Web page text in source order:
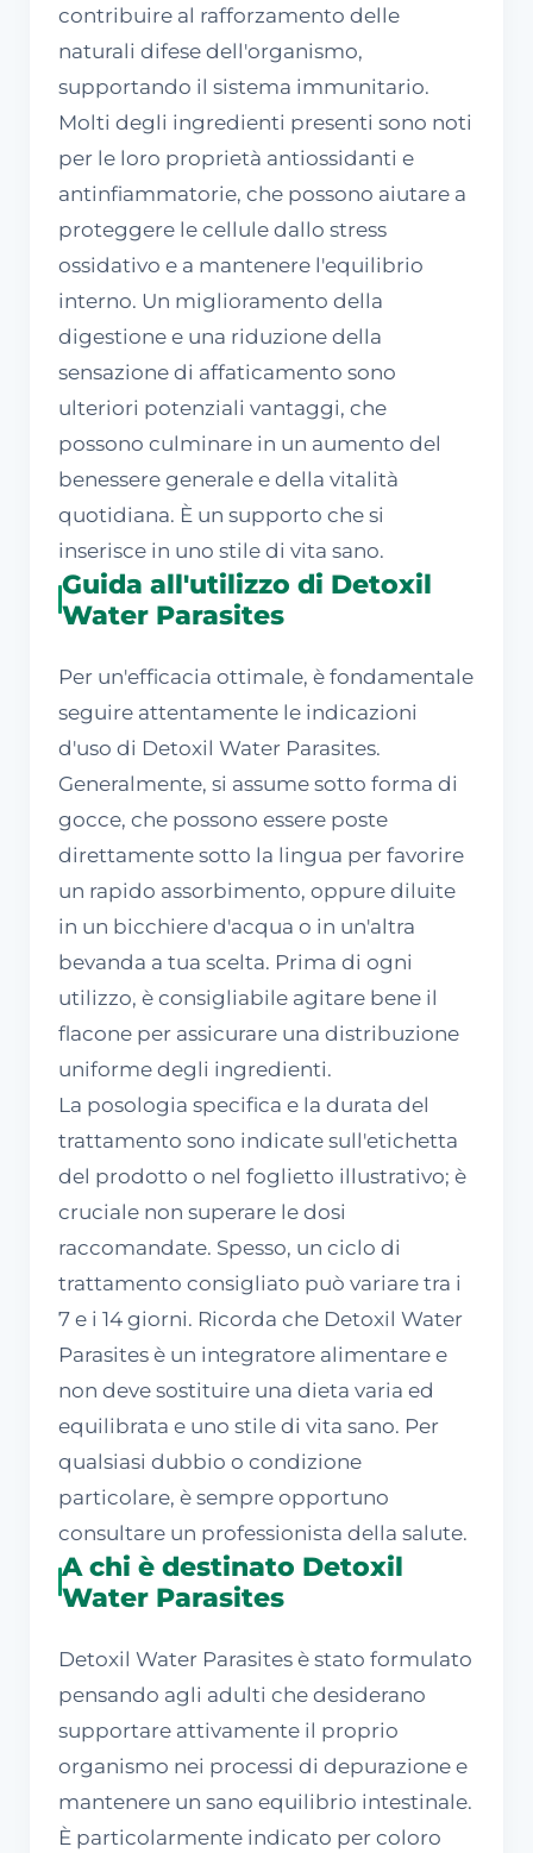
contribuire al rafforzamento delle
naturali difese dell'organismo,
supportando il sistema immunitario.
Molti degli ingredienti presenti sono noti
per le loro proprietà antiossidanti e
antinfiammatorie, che possono aiutare a
proteggere le cellule dallo stress
ossidativo e a mantenere l'equilibrio
interno. Un miglioramento della
digestione e una riduzione della
sensazione di affaticamento sono
ulteriori potenziali vantaggi, che
possono culminare in un aumento del
benessere generale e della vitalità
quotidiana. È un supporto che si
inserisce in uno stile di vita sano.
Guida all'utilizzo di Detoxil
Water Parasites
Per un'efficacia ottimale, è fondamentale
seguire attentamente le indicazioni
d'uso di Detoxil Water Parasites.
Generalmente, si assume sotto forma di
gocce, che possono essere poste
direttamente sotto la lingua per favorire
un rapido assorbimento, oppure diluite
in un bicchiere d'acqua o in un'altra
bevanda a tua scelta. Prima di ogni
utilizzo, è consigliabile agitare bene il
flacone per assicurare una distribuzione
uniforme degli ingredienti.
La posologia specifica e la durata del
trattamento sono indicate sull'etichetta
del prodotto o nel foglietto illustrativo; è
cruciale non superare le dosi
raccomandate. Spesso, un ciclo di
trattamento consigliato può variare tra i
7 e i 14 giorni. Ricorda che Detoxil Water
Parasites è un integratore alimentare e
non deve sostituire una dieta varia ed
equilibrata e uno stile di vita sano. Per
qualsiasi dubbio o condizione
particolare, è sempre opportuno
consultare un professionista della salute.
A chi è destinato Detoxil
Water Parasites
Detoxil Water Parasites è stato formulato
pensando agli adulti che desiderano
supportare attivamente il proprio
organismo nei processi di depurazione e
mantenere un sano equilibrio intestinale.
È particolarmente indicato per coloro